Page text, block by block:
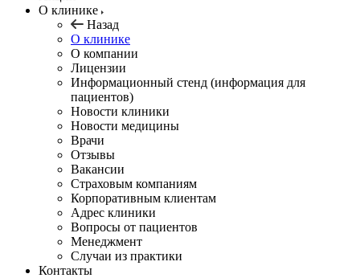
О клинике
Назад
О клинике
О компании
Лицензии
Информационный стенд (информация для
пациентов)
Новости клиники
Новости медицины
Врачи
Отзывы
Вакансии
Страховым компаниям
Корпоративным клиентам
Адрес клиники
Вопросы от пациентов
Менеджмент
Случаи из практики
Контакты